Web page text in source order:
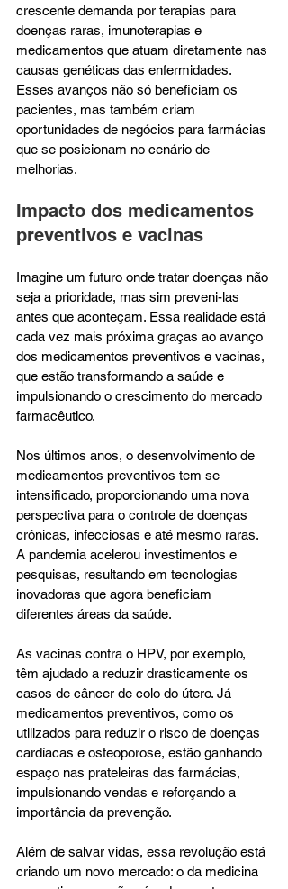
crescente demanda por terapias para
doenças raras, imunoterapias e
medicamentos que atuam diretamente nas
causas genéticas das enfermidades.
Esses avanços não só beneficiam os
pacientes, mas também criam
oportunidades de negócios para farmácias
que se posicionam no cenário de
melhorias.
Impacto dos medicamentos
preventivos e vacinas
Imagine um futuro onde tratar doenças não
seja a prioridade, mas sim preveni-las
antes que aconteçam. Essa realidade está
cada vez mais próxima graças ao avanço
dos medicamentos preventivos e vacinas,
que estão transformando a saúde e
impulsionando o crescimento do mercado
farmacêutico.
Nos últimos anos, o desenvolvimento de
medicamentos preventivos tem se
intensificado, proporcionando uma nova
perspectiva para o controle de doenças
crônicas, infecciosas e até mesmo raras.
A pandemia acelerou investimentos e
pesquisas, resultando em tecnologias
inovadoras que agora beneficiam
diferentes áreas da saúde.
As vacinas contra o HPV, por exemplo,
têm ajudado a reduzir drasticamente os
casos de câncer de colo do útero. Já
medicamentos preventivos, como os
utilizados para reduzir o risco de doenças
cardíacas e osteoporose, estão ganhando
espaço nas prateleiras das farmácias,
impulsionando vendas e reforçando a
importância da prevenção.
Além de salvar vidas, essa revolução está
criando um novo mercado: o da medicina